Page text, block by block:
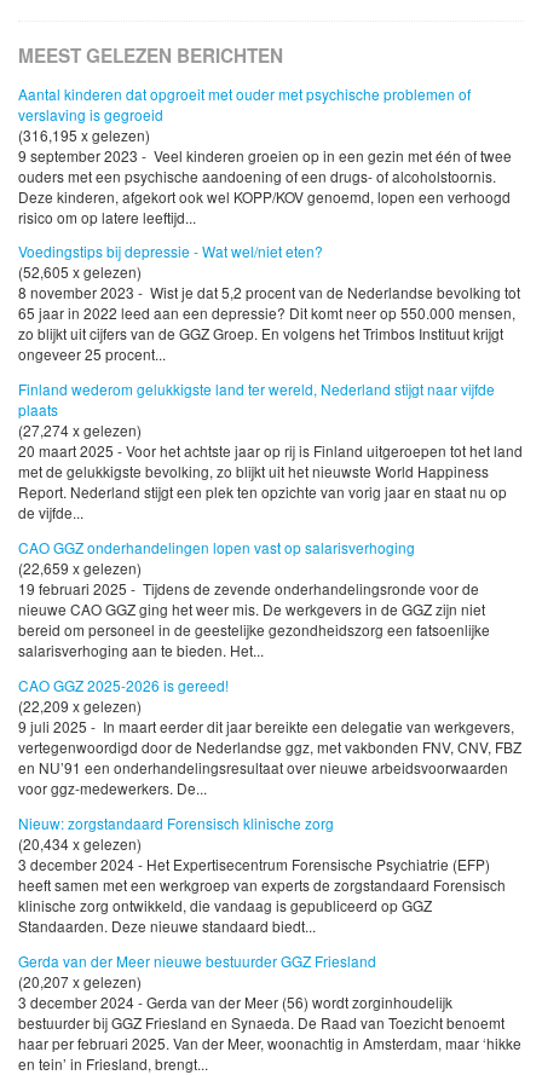
MEEST GELEZEN BERICHTEN
Aantal kinderen dat opgroeit met ouder met psychische problemen of
verslaving is gegroeid
(316,195 x gelezen)
9 september 2023 - Veel kinderen groeien op in een gezin met één of twee
ouders met een psychische aandoening of een drugs- of alcoholstoornis.
Deze kinderen, afgekort ook wel KOPP/KOV genoemd, lopen een verhoogd
risico om op latere leeftijd...
Voedingstips bij depressie - Wat wel/niet eten?
(52,605 x gelezen)
8 november 2023 - Wist je dat 5,2 procent van de Nederlandse bevolking tot
65 jaar in 2022 leed aan een depressie? Dit komt neer op 550.000 mensen,
zo blijkt uit cijfers van de GGZ Groep. En volgens het Trimbos Instituut krijgt
ongeveer 25 procent...
Finland wederom gelukkigste land ter wereld, Nederland stijgt naar vijfde
plaats
(27,274 x gelezen)
20 maart 2025 - Voor het achtste jaar op rij is Finland uitgeroepen tot het land
met de gelukkigste bevolking, zo blijkt uit het nieuwste World Happiness
Report. Nederland stijgt een plek ten opzichte van vorig jaar en staat nu op
de vijfde...
CAO GGZ onderhandelingen lopen vast op salarisverhoging
(22,659 x gelezen)
19 februari 2025 - Tijdens de zevende onderhandelingsronde voor de
nieuwe CAO GGZ ging het weer mis. De werkgevers in de GGZ zijn niet
bereid om personeel in de geestelijke gezondheidszorg een fatsoenlijke
salarisverhoging aan te bieden. Het...
CAO GGZ 2025-2026 is gereed!
(22,209 x gelezen)
9 juli 2025 - In maart eerder dit jaar bereikte een delegatie van werkgevers,
vertegenwoordigd door de Nederlandse ggz, met vakbonden FNV, CNV, FBZ
en NU’91 een onderhandelingsresultaat over nieuwe arbeidsvoorwaarden
voor ggz-medewerkers. De...
Nieuw: zorgstandaard Forensisch klinische zorg
(20,434 x gelezen)
3 december 2024 - Het Expertisecentrum Forensische Psychiatrie (EFP)
heeft samen met een werkgroep van experts de zorgstandaard Forensisch
klinische zorg ontwikkeld, die vandaag is gepubliceerd op GGZ
Standaarden. Deze nieuwe standaard biedt...
Gerda van der Meer nieuwe bestuurder GGZ Friesland
(20,207 x gelezen)
3 december 2024 - Gerda van der Meer (56) wordt zorginhoudelijk
bestuurder bij GGZ Friesland en Synaeda. De Raad van Toezicht benoemt
haar per februari 2025. Van der Meer, woonachtig in Amsterdam, maar ‘hikke
en tein’ in Friesland, brengt...